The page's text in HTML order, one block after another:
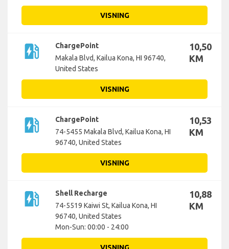
VISNING
ev_station
ChargePoint
Makala Blvd, Kailua Kona, HI 96740,
United States
10,50
KM
VISNING
ev_station
ChargePoint
74-5455 Makala Blvd, Kailua Kona, HI
96740, United States
10,53
KM
VISNING
ev_station
Shell Recharge
74-5519 Kaiwi St, Kailua Kona, HI
96740, United States
Mon-Sun: 00:00 - 24:00
10,88
KM